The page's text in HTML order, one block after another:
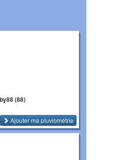
(88)
Ajouter ma pluviométrie